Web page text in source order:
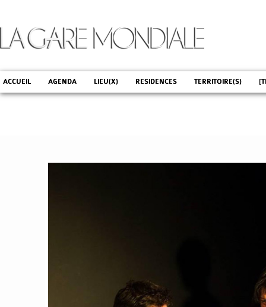
ACCUEIL AGENDA LIEU(X) RESIDENCES TERRITOIRE(S)